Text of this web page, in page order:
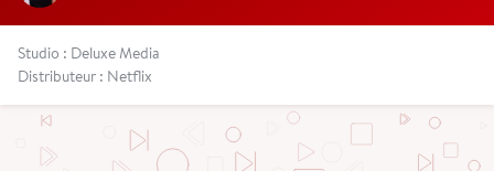
Studio : Deluxe Media
Distributeur : Netflix